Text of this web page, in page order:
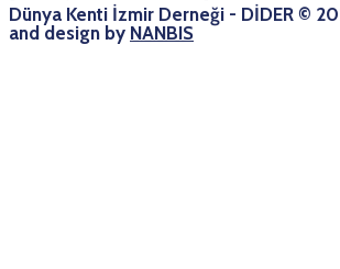
Dünya Kenti İzmir Derneği - DİDER ©
and design by NANBIS